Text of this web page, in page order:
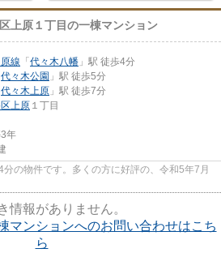
上原１丁目の一棟マンション
線 「 代々木八幡 」駅 徒歩4分
代々木公園 」駅 徒歩5分
代々木上原 」駅 徒歩7分
上原 １丁目
年
の物件です。多くの方に好評の、令和5年7月
情報がありません。
マンションへのお問い合わせはこち
ら